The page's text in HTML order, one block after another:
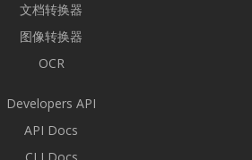
文档转换器
图像转换器
OCR
Developers API
API Docs